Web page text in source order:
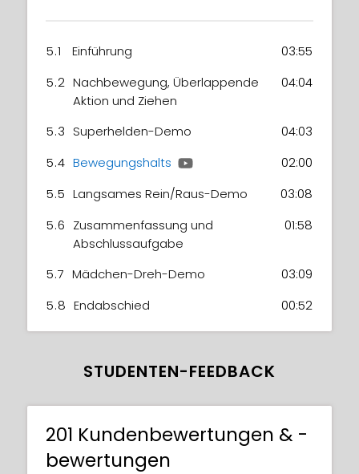
5.1 Einführung
03:55
5.2 Nachbewegung, Überlappende
Aktion und Ziehen
04:04
5.3 Superhelden-Demo
04:03
5.4 Bewegungshalts
02:00
5.5 Langsames Rein/Raus-Demo
03:08
5.6 Zusammenfassung und
Abschlussaufgabe
01:58
5.7 Mädchen-Dreh-Demo
03:09
5.8 Endabschied 00:52
STUDENTEN-FEEDBACK
201 Kundenbewertungen & -
bewertungen